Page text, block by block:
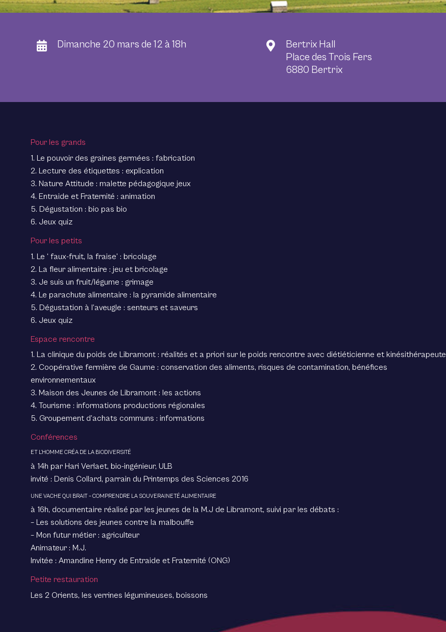
Dimanche 20 mars de 12 à 18h
Bertrix Hall
Place des Trois Fers
6880 Bertrix
Pour les grands
1. Le pouvoir des graines germées : fabrication
2. Lecture des étiquettes : explication
3. Nature Attitude : malette pédagogique jeux
4. Entraide et Fraternité : animation
5. Dégustation : bio pas bio
6. Jeux quiz
Pour les petits
1. Le ‘ faux-fruit, la fraise’ : bricolage
2. La fleur alimentaire : jeu et bricolage
3. Je suis un fruit/légume : grimage
4. Le parachute alimentaire : la pyramide alimentaire
5. Dégustation à l’aveugle : senteurs et saveurs
6. Jeux quiz
Espace rencontre
1. La clinique du poids de Libramont : réalités et a priori sur le poids rencontre avec diétiéticienne et kinésithérapeute
2. Coopérative fermière de Gaume : conservation des aliments, risques de contamination, bénéfices
environnementaux
3. Maison des Jeunes de Libramont : les actions
4. Tourisme : informations productions régionales
5. Groupement d’achats communs : informations
Conférences
ET L’HOMME CRÉA DE LA BIODIVERSITÉ
à 14h par Hari Verlaet, bio-ingénieur, ULB
invité : Denis Collard, parrain du Printemps des Sciences 2016
UNE VACHE QUI BRAIT – COMPRENDRE LA SOUVERAINETÉ ALIMENTAIRE
à 16h, documentaire réalisé par les jeunes de la M.J de Libramont, suivi par les débats :
– Les solutions des jeunes contre la malbouffe
– Mon futur métier : agriculteur
Animateur : M.J.
Invitée : Amandine Henry de Entraide et Fraternité (ONG)
Petite restauration
Les 2 Orients, les verrines légumineuses, boissons